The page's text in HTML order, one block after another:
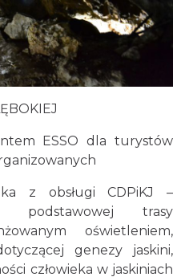
ESSO dla turystów
z obsługi CDPiKJ –
podstawowej trasy
oświetleniem,
genezy jaskini,
człowieka w jaskiniach